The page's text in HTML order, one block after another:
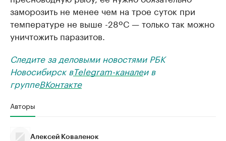
заморозить не менее чем на трое суток при
температуре не выше -28ºС — только так можно
уничтожить паразитов.
Следите за деловыми новостями РБК
Новосибирск вTelegram-каналеи в
группеВКонтакте
Авторы
Алексей Коваленок